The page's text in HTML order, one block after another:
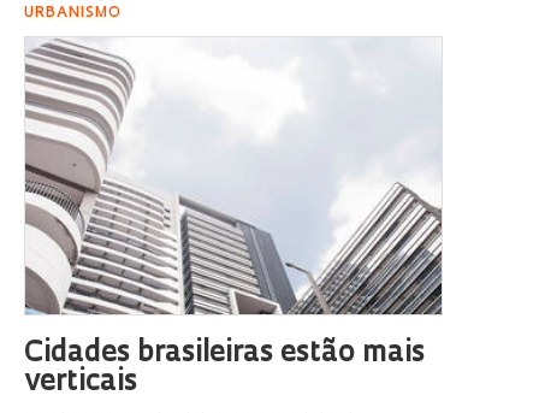
URBANISMO
Cidades brasileiras estão mais
verticais